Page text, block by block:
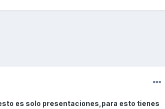
es solo presentaciones,para esto tienes